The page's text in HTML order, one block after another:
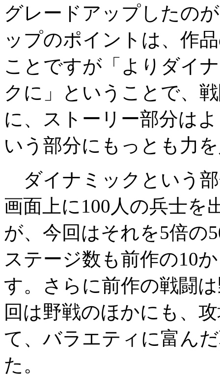
グレードアップしたの
ップのポイントは、作
ことですが「よりダイ
クに」ということで、
に、ストーリー部分は
いう部分にもっとも力
ダイナミックという
画面上に100人の兵士を
が、今回はそれを5倍の
ステージ数も前作の10
す。さらに前作の戦闘
回は野戦のほかにも、
て、バラエティに富ん
た。